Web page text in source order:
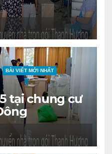
BÀI VIẾT MỚI NHẤT
tại chung cư